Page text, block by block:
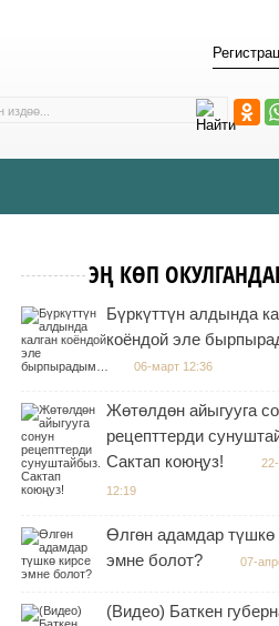
ЭҢ КӨП
Бүркүттүн алдында
коёндой эле
06-март 12:36
Жөтөлдөн айыгууга
рецепттерди
Сактап коюңуз!
12:19
Өлгөн адамдар түшкө
эмне болот?
07-
(Видео) Баткен